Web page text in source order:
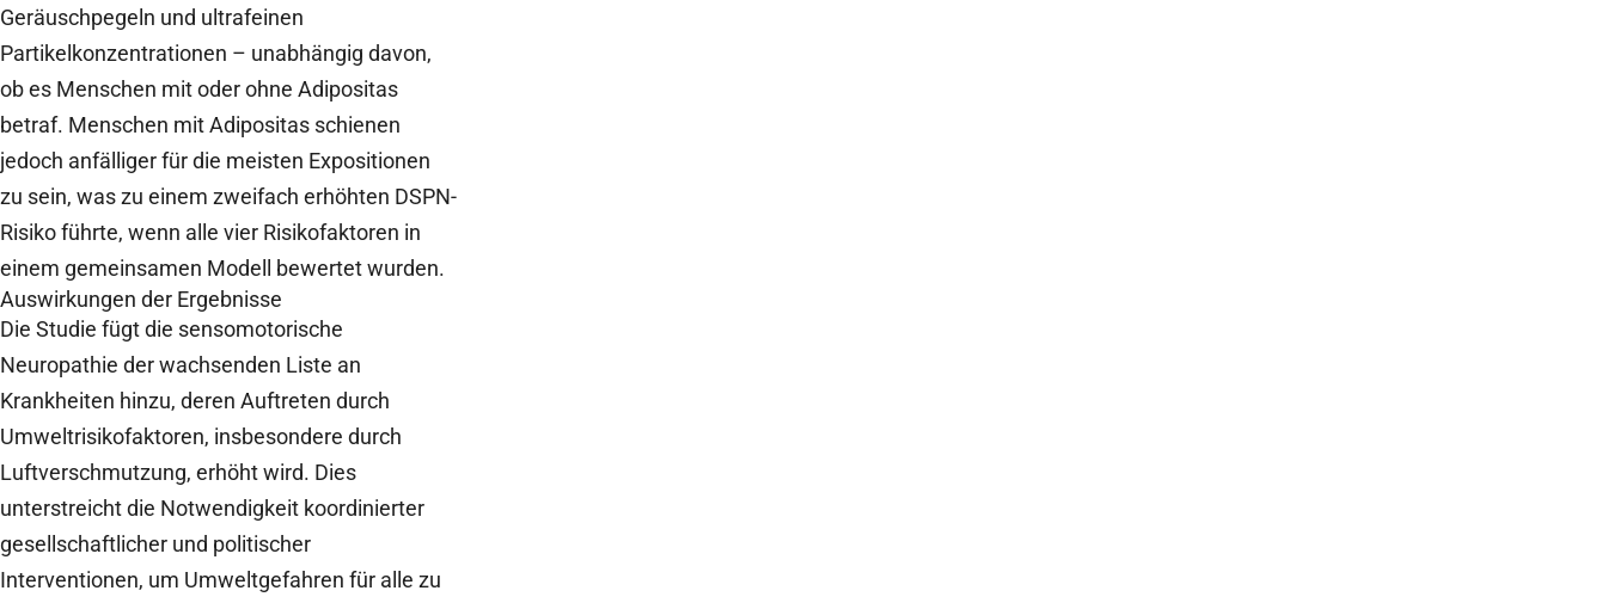
Geräuschpegeln und ultrafeinen
Partikelkonzentrationen – unabhängig davon,
ob es Menschen mit oder ohne Adipositas
betraf. Menschen mit Adipositas schienen
jedoch anfälliger für die meisten Expositionen
zu sein, was zu einem zweifach erhöhten DSPN-
Risiko führte, wenn alle vier Risikofaktoren in
einem gemeinsamen Modell bewertet wurden.
Auswirkungen der Ergebnisse
Die Studie fügt die sensomotorische
Neuropathie der wachsenden Liste an
Krankheiten hinzu, deren Auftreten durch
Umweltrisikofaktoren, insbesondere durch
Luftverschmutzung, erhöht wird. Dies
unterstreicht die Notwendigkeit koordinierter
gesellschaftlicher und politischer
Interventionen, um Umweltgefahren für alle zu